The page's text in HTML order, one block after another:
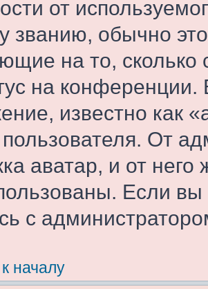
от
званию, обычно это
на то,
на
известно как
От
аватар, и от него
Если
с
началу